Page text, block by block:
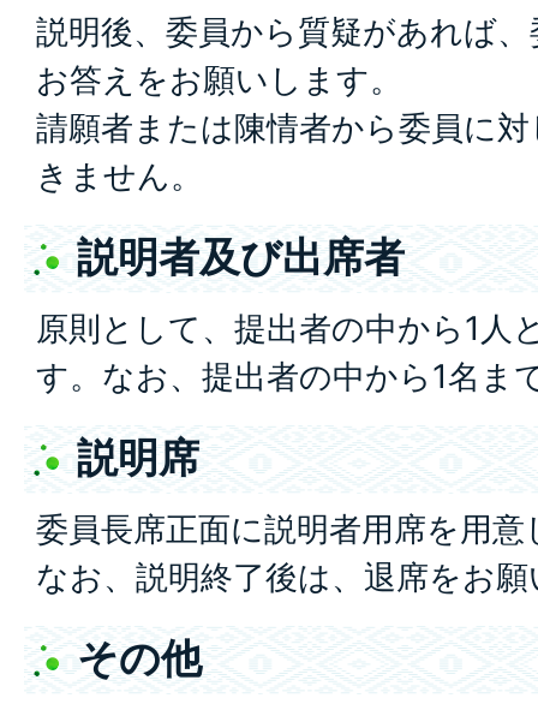
説明後、委員から質疑があれば
お答えをお願いします。
請願者または陳情者から委員に
きません。
説明者及び出席者
原則として、提出者の中から1人
す。なお、提出者の中から1名ま
説明席
委員長席正面に説明者用席を用意
なお、説明終了後は、退席をお
その他